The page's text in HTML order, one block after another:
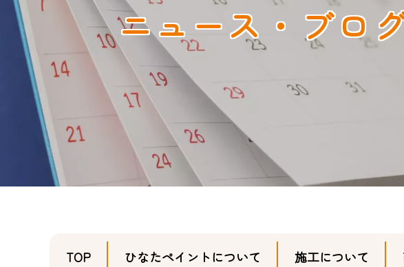
ニュース・ブロ
TOP ひなたペイントについて 施工について